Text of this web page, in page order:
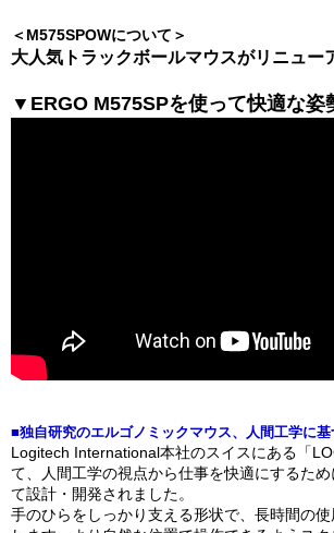
＜M575SPOWについて＞
大人気トラックボールマウスがリニュー
▼ERGO M575SPを使って快適な姿
■独自研究のエルゴノミックマウス、人間工学に
Logitech International本社のスイスにある「
て、人間工学の視点から仕事を快適にするた
て設計・開発されました。
手のひらをしっかり支える形状で、長時間の